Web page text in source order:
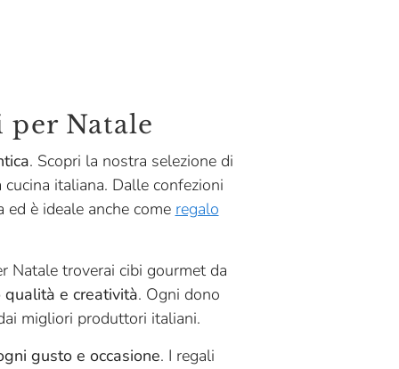
Natale
. Scopri la nostra selezione di
italiana. Dalle confezioni
è ideale anche come regalo
Natale troverai cibi gourmet da
e creatività. Ogni dono
migliori produttori italiani.
gusto e occasione. I regali